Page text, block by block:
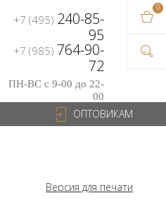
+7 (495) 240-85-
95
+7 (985) 764-90-
72
ПН-ВС с 9-00 до 22-
00
ОПТОВИКАМ
Версия для печати
0
В
на